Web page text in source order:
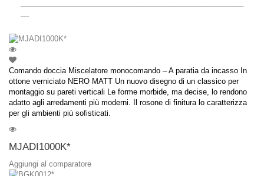
––––––––––––––––––––––––––––––––––––––––––––––––––––––
––
Comando doccia Miscelatore monocomando – A paratia da incasso In
ottone verniciato NERO MATT Un nuovo disegno di un classico per
montaggio su pareti verticali Le forme morbide, ma decise, lo rendono
adatto agli arredamenti più moderni. Il rosone di finitura lo caratterizza
per gli ambienti più sofisticati.
MJADI1000K*
Aggiungi al comparatore